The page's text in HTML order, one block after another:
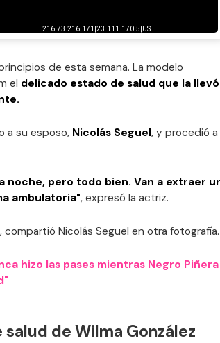
de esta semana. La modelo
el delicado estado de salud que la llevó
a su esposo, Nicolás Seguel, y procedió a
noche, pero todo bien. Van a extraer
ambulatoria", expresó la actriz.
, compartió Nicolás Seguel en otra fotografía.
hizo las pases mientras Negro Piñera
de Wilma González